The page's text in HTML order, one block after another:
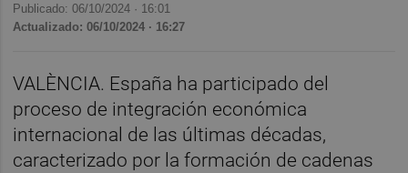
Publicado: 06/10/2024 · 16:01
Actualizado: 06/10/2024 · 16:27
VALÈNCIA. España ha participado del
proceso de integración económica
internacional de las últimas décadas,
caracterizado por la formación de cadenas